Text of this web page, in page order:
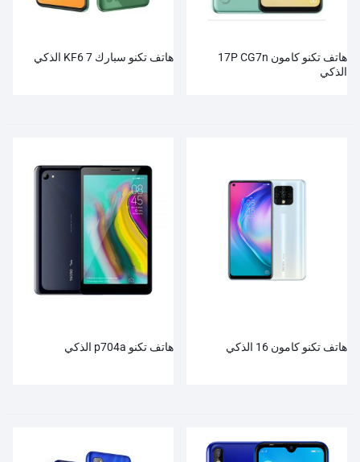
هاتف تكنو كامون 17P CG7n
الذكي
هاتف تكنو سبارك 7 KF6 الذكي
هاتف تكنو كامون 16 الذكي هاتف تكنو p704a الذكي